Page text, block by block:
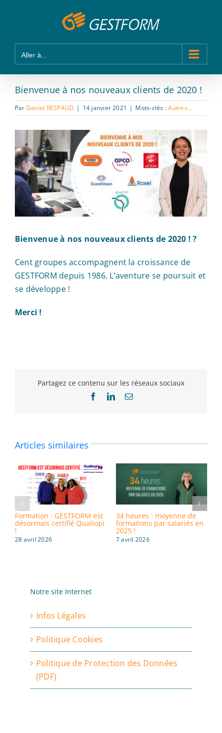
Aller à...
Bienvenue à nos nouveaux clients de 2020 !
Par Daniel RESPAUD | 14 janvier 2021 | Mots-clés :Autres...
Bienvenue à nos nouveaux clients de 2020 ! ?
Cent groupes accompagnent la croissance de
GESTFORM depuis 1986. L’aventure se poursuit et
se développe !
Merci !
Partagez ce contenu sur les réseaux sociaux
FacebookLinkedInEmail
Articles similaires
Formation : GESTFORM est
désormais certifié Qualiopi
!
28 avril 2026
34 heures : moyenne de
formations par salariés en
2025 !
7 avril 2026
Notre site Internet
Infos Légales
Politique Cookies
Politique de Protection des Données
(PDF)